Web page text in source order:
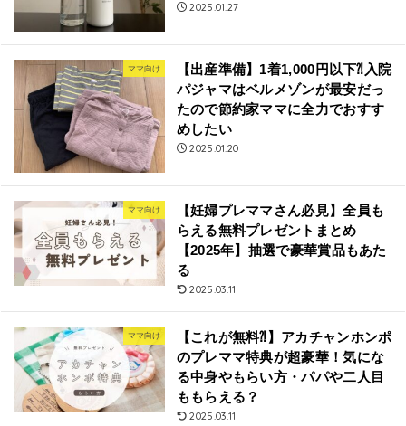
2025.01.27
ママ向け
【出産準備】1着1,000円以下⁈入院
パジャマはベルメゾンが最安だっ
たので節約家ママに全力でおすす
めしたい
2025.01.20
ママ向け
【妊婦プレママさん必見】全員も
らえる無料プレゼントまとめ
【2025年】抽選で豪華賞品もあた
る
2025.03.11
ママ向け
【これが無料⁈】アカチャンホンポ
のプレママ特典が超豪華！気にな
る中身やもらい方・パパや二人目
ももらえる？
2025.03.11